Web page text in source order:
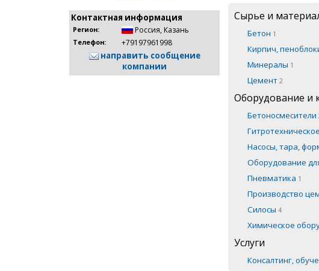
Контактная информация
Регион: Россия, Казань
Телефон: +79197961998
направить сообщение
компании
Сырье и
Бетон 1
Кирпич,
Минералы 1
Цемент 2
Оборудование и
Бетоносмесители
Насосы, тара,
Оборудование
Пневматика 1
Производство
Силосы 4
Химическое
Услуги
Консалтинг,